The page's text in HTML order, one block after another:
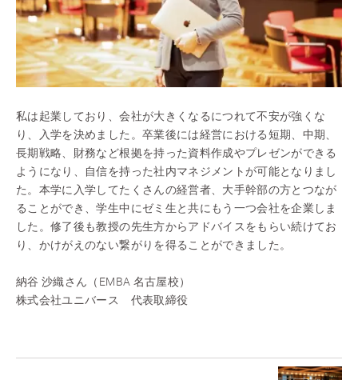
私は起業しており、会社が大きくなるにつれて不安が強くな
り、入学を決めました。卒業後には経営における短期、中期、
長期戦略、財務など根拠を持った資料作成やプレゼンができる
ようになり、自信を持った社内マネジメントが可能となりまし
た。本学に入学してたくさんの経営者、大手幹部の方とつなが
ることができ、学生中にゼミ生と共にもう一つ会社を企業しま
した。修了後も教授の先生方からアドバイスをもらい続けてお
り、かけがえのない繋がりを得ることができました。
納谷 沙織さん（EMBA 名古屋校）
株式会社ユニバース 代表取締役